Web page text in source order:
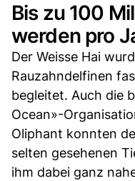
Bis zu 100
werden pro
Der Weisse Hai
Rauzahndelfinen
begleitet. Auch die
Ocean»-
Oliphant konnten
selten gesehenen
ihm dabei ganz